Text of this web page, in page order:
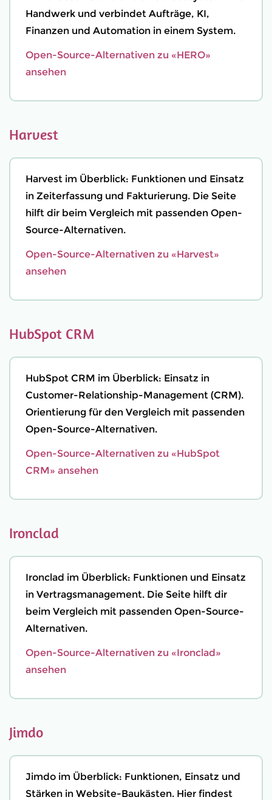
Handwerk und verbindet Aufträge, KI,
Finanzen und Automation in einem System.
Open-Source-Alternativen zu «HERO»
ansehen
Harvest
Harvest im Überblick: Funktionen und Einsatz
in Zeiterfassung und Fakturierung. Die Seite
hilft dir beim Vergleich mit passenden Open-
Source-Alternativen.
Open-Source-Alternativen zu «Harvest»
ansehen
HubSpot CRM
HubSpot CRM im Überblick: Einsatz in
Customer-Relationship-Management (CRM).
Orientierung für den Vergleich mit passenden
Open-Source-Alternativen.
Open-Source-Alternativen zu «HubSpot
CRM» ansehen
Ironclad
Ironclad im Überblick: Funktionen und Einsatz
in Vertragsmanagement. Die Seite hilft dir
beim Vergleich mit passenden Open-Source-
Alternativen.
Open-Source-Alternativen zu «Ironclad»
ansehen
Jimdo
Jimdo im Überblick: Funktionen, Einsatz und
Stärken in Website-Baukästen. Hier findest